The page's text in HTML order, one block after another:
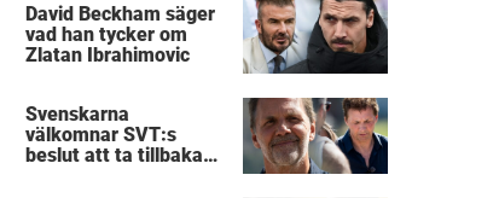
David Beckham säger
vad han tycker om
Zlatan Ibrahimovic
Svenskarna
välkomnar SVT:s
beslut att ta tillbaka